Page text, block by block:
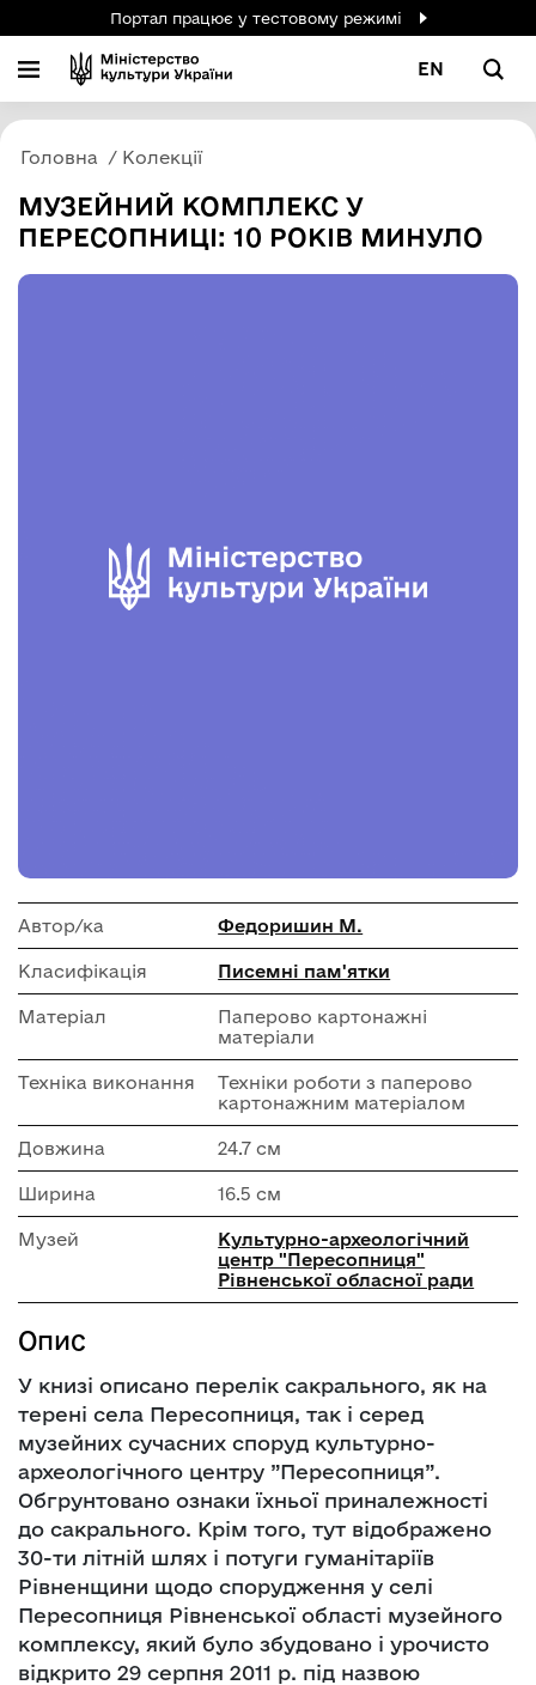
Портал працює у тестовому режимі
EN
Головна Колекції
МУЗЕЙНИЙ КОМПЛЕКС У
ПЕРЕСОПНИЦІ: 10 РОКІВ МИНУЛО
Автор/ка Федоришин М.
Класифікація Писемні пам'ятки
Матеріал
Паперово картонажні
матеріали
Техніка виконання
Техніки роботи з паперово
картонажним матеріалом
Довжина 24.7 см
Ширина 16.5 см
Музей
Культурно-археологічний
центр "Пересопниця"
Рівненської обласної ради
Опис
У книзі описано перелік сакрального, як на
терені села Пересопниця, так і серед
музейних сучасних споруд культурно-
археологічного центру ”Пересопниця”.
Обгрунтовано ознаки їхньої приналежності
до сакрального. Крім того, тут відображено
30-ти літній шлях і потуги гуманітаріїв
Рівненщини щодо спорудження у селі
Пересопниця Рівненської області музейного
комплексу, який було збудовано і урочисто
відкрито 29 серпня 2011 р. під назвою